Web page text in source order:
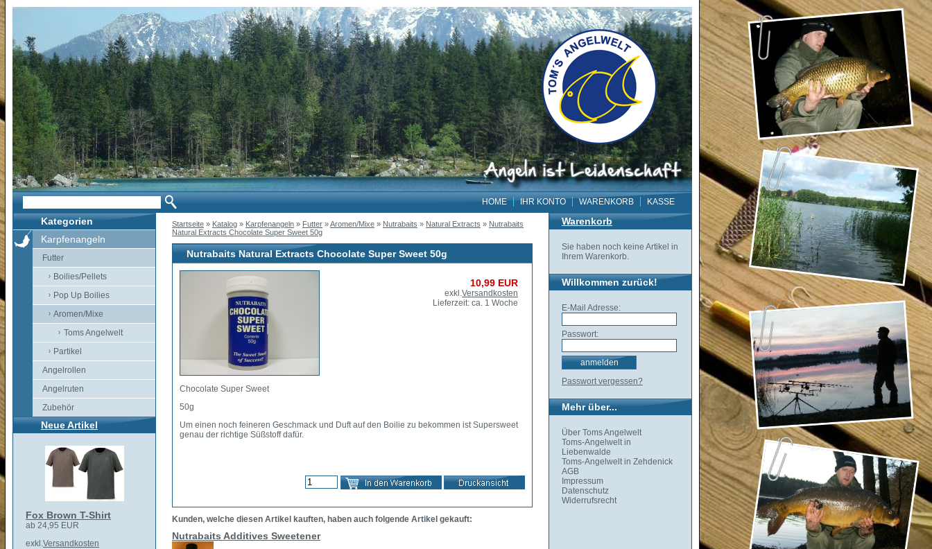
HOME IHR KONTO WARENKORB KASSE
Kategorien
Karpfenangeln
Futter
Boilies/Pellets
Pop Up Boilies
Aromen/Mixe
Toms Angelwelt
Partikel
Angelrollen
Angelruten
Zubehör
Neue Artikel
Fox Brown T-Shirt
ab 24,95 EUR
exkl.Versandkosten
Startseite » Katalog » Karpfenangeln » Futter »Aromen/Mixe » Nutrabaits » Natural Extracts » Nutrabaits
Natural Extracts Chocolate Super Sweet 50g
Nutrabaits Natural Extracts Chocolate Super Sweet 50g
10,99 EUR
exkl.Versandkosten
Lieferzeit: ca. 1 Woche
Chocolate Super Sweet
50g
Um einen noch feineren Geschmack und Duft auf den Boilie zu bekommen ist Supersweet
genau der richtige Süßstoff dafür.
Kunden, welche diesen Artikel kauften, haben auch folgende Artikel gekauft:
Nutrabaits Additives Sweetener
Warenkorb
Sie haben noch keine Artikel in
Ihrem Warenkorb.
Willkommen zurück!
E-Mail Adresse:
Passwort:
Passwort vergessen?
Mehr über...
Über Toms Angelwelt
Toms-Angelwelt in
Liebenwalde
Toms-Angelwelt in Zehdenick
AGB
Impressum
Datenschutz
Widerrufsrecht